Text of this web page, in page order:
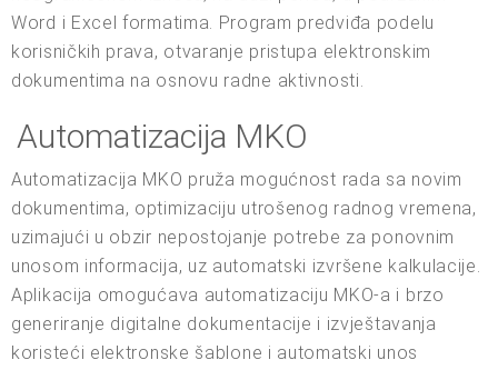
Word i Excel formatima. Program predviđa podelu
korisničkih prava, otvaranje pristupa elektronskim
dokumentima na osnovu radne aktivnosti.
Automatizacija MKO
Automatizacija MKO pruža mogućnost rada sa novim
dokumentima, optimizaciju utrošenog radnog vremena,
uzimajući u obzir nepostojanje potrebe za ponovnim
unosom informacija, uz automatski izvršene kalkulacije.
Aplikacija omogućava automatizaciju MKO-a i brzo
generiranje digitalne dokumentacije i izvještavanja
koristeći elektronske šablone i automatski unos